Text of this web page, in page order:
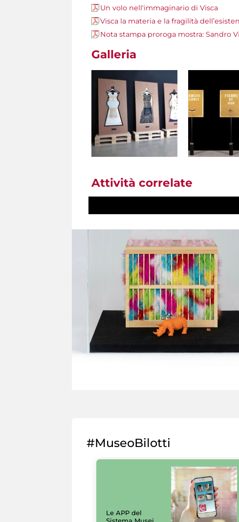
Un volo nell'immaginario di Visca
Visca la materia e la fragilità
Nota stampa proroga mostra: Sandro
Galleria
Attività correlate
#MuseoBilotti
Le APP del
Sistema Musei